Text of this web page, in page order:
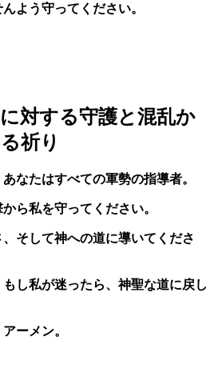
よう守ってください。
対する守護と混乱か
祈り
なたはすべての軍勢の指導者。
ら私を守ってください。
そして神への道に導いてくださ
し私が迷ったら、神聖な道に戻し
ーメン。